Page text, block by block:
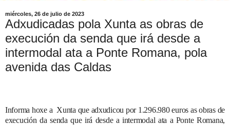
miércoles, 26 de julio de 2023
Adxudicadas pola Xunta as obras de
execución da senda que irá desde a
intermodal ata a Ponte Romana, pola
avenida das Caldas
Informa hoxe a Xunta que adxudicou por 1.296.980 euros as obras de
execución da senda que irá desde a intermodal ata a Ponte Romana,